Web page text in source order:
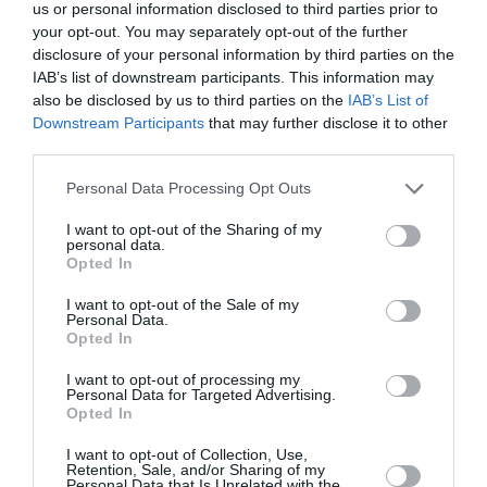
us or personal information disclosed to third parties prior to
your opt-out. You may separately opt-out of the further
disclosure of your personal information by third parties on the
IAB’s list of downstream participants. This information may
also be disclosed by us to third parties on the IAB’s List of
Downstream Participants that may further disclose it to other
Personal Data Processing Opt Outs
I want to opt-out of the Sharing of my
personal data.
Opted In
I want to opt-out of the Sale of my
Personal Data.
Opted In
I want to opt-out of processing my
Personal Data for Targeted Advertising.
Opted In
I want to opt-out of Collection, Use,
Retention, Sale, and/or Sharing of my
Γραμμές».
Αναλυτικό Πρόγραμμα
Τετάρτη 21 Σεπτεμβρίου
• 21:30 | Live: Markos Elektrik| La Soiree De
Votanique
• 21:30 | Πρoβολή: Κλέφτες του Μάκη
Παπαδημητράτου| Παραδοσιακό Καφενείο Θεσσαλός
• 21:30 | Live: Μουσικώς Χύμα (Μάλαμα Σεβαστού,
Γιώργος Αγγελόπουλος, Μανώλης Σουρανάκης) |
• 21:30 | Live: Hot Club de Grece | Laïka
• 21.00 | Μουσικοθεατρική παράσταση |
Methodia Live Stage